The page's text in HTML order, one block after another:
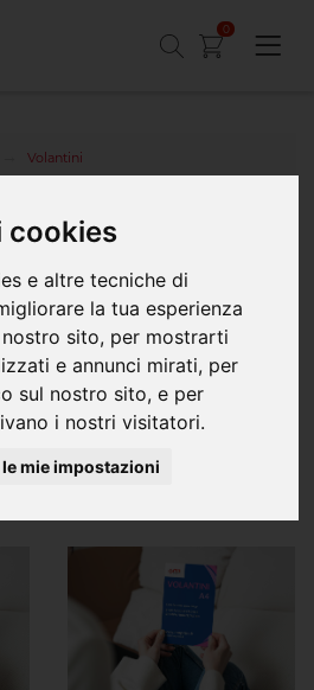
cookies
e altre tecniche di
la tua esperienza
sito, per mostrarti
e annunci mirati, per
sul nostro sito, e per
i nostri visitatori.
mie impostazioni
0
Volantini
di qualità e in vari
più efficace per promuovere la tua
a prezzi imbattibili!
vola all'attenzione del tuo pubblico
tra diversi formati che mettiamo a
quanto riceverli!